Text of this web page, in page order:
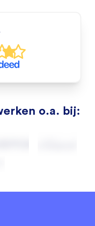
o.a. bij: